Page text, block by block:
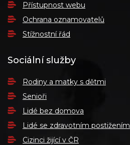
Přístupnost webu
Ochrana oznamovatelů
Stížnostní řád
Sociální služby
Rodiny a matky s dětmi
Senioři
Lidé bez domova
Lidé se zdravotním postižením
Cizinci žijící v ČR